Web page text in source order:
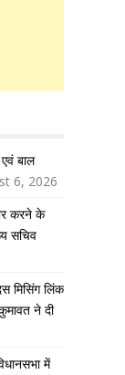
बाल
6, 2026
करने के
सचिव
मिसिंग लिंक
ने दी
में